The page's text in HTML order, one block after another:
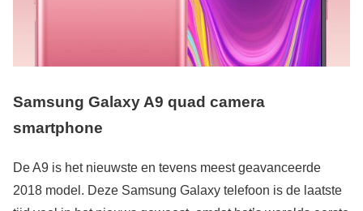
Samsung Galaxy A9 quad camera
smartphone
De A9 is het nieuwste en tevens meest geavanceerde
2018 model. Deze Samsung Galaxy telefoon is de laatste